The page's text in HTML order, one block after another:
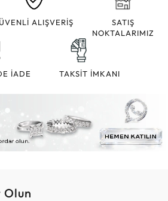
ALIŞVERİŞ
SATIŞ
NOKTALARIMIZ
İADE TAKSİT İMKANI
Olun